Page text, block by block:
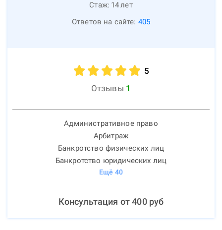
Стаж: 14лет
Ответов на сайте: 405
5
Отзывы 1
Административное право
Арбитраж
Банкротство физических лиц
Банкротство юридических лиц
Ещё 40
Консультация от400руб